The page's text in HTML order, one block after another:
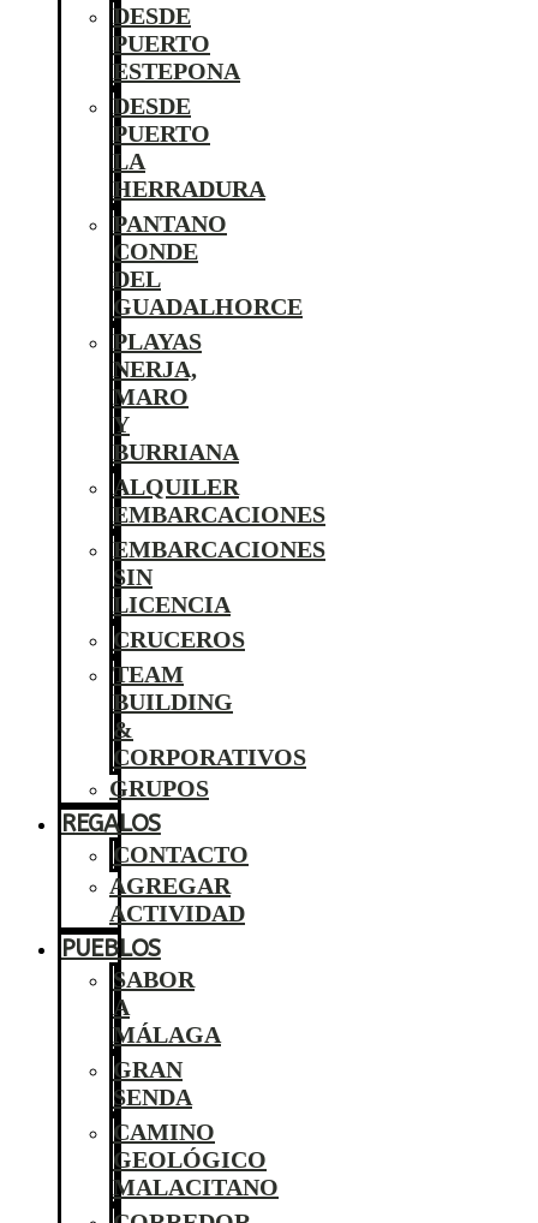
DESDE
PUERTO
ESTEPONA
DESDE
PUERTO
LA
HERRADURA
PANTANO
CONDE
DEL
GUADALHORCE
PLAYAS
NERJA,
MARO
Y
BURRIANA
ALQUILER
EMBARCACIONES
EMBARCACIONES
SIN
LICENCIA
CRUCEROS
TEAM
BUILDING
&
CORPORATIVOS
GRUPOS
REGALOS
CONTACTO
AGREGAR
ACTIVIDAD
PUEBLOS
SABOR
A
MÁLAGA
GRAN
SENDA
CAMINO
GEOLÓGICO
MALACITANO